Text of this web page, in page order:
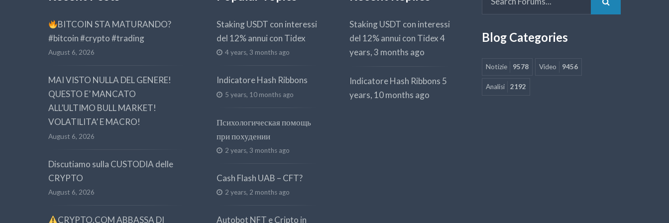
BITCOIN STA MATURANDO?
#bitcoin #crypto #trading
August 6, 2026
MAI VISTO NULLA DEL GENERE!
QUESTO E’ MANCATO
ALL’ULTIMO BULL MARKET!
VOLATILITA’ E MACRO!
August 6, 2026
Discutiamo sulla CUSTODIA delle
CRYPTO
August 6, 2026
CRYPTO.COM ABBASSA DI
Staking USDT con interessi
del 12% annui con Tidex
4 years, 3 months ago
Indicatore Hash Ribbons
5 years, 10 months ago
Психологическая помощь
при похудении
2 years, 3 months ago
Cash Flash UAB – CFT?
2 years, 2 months ago
Autobot NFT e Cripto in
Staking USDT con interessi
del 12% annui con Tidex4
years, 3 months ago
Indicatore Hash Ribbons 5
years, 10 months ago
Blog Categories
Notizie 9578 Video 9456
Analisi 2192